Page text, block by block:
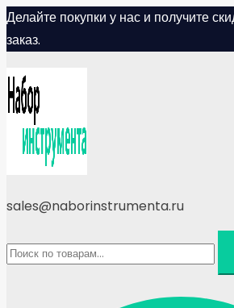
Skip
to
Делайте покупки у нас и получите
заказ.
sales@naborinstrumenta.ru
Искать: